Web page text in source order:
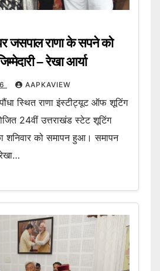
जसपाल राणा के सपने को
– रेखा आर्या
AAPKAVIEW
स्थित राणा इंस्टीट्यूट ऑफ शूटिंग
24वीं उत्तराखंड स्टेट शूटिंग
शनिवार को समापन हुआ। समापन